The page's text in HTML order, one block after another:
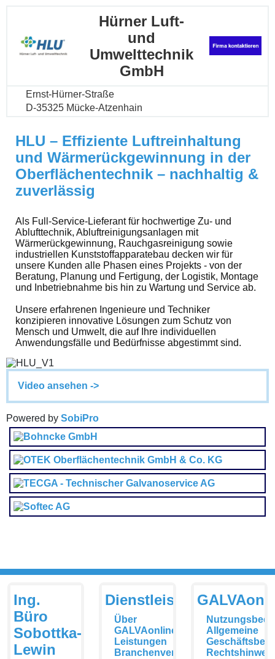
Hürner Luft-
und
Umwelttechnik
GmbH
Ernst-Hürner-Straße
D-35325 Mücke-Atzenhain
HLU – Effiziente Luftreinhaltung
und Wärmerückgewinnung in der
Oberflächentechnik – nachhaltig &
zuverlässig
Als Full-Service-Lieferant für hochwertige Zu- und
Ablufttechnik, Abluftreinigungsanlagen mit
Wärmerückgewinnung, Rauchgasreinigung sowie
industriellen Kunststoffapparatebau decken wir für
unsere Kunden alle Phasen eines Projekts - von der
Beratung, Planung und Fertigung, der Logistik, Montage
und Inbetriebnahme bis hin zu Wartung und Service ab.
Unsere erfahrenen Ingenieure und Techniker
konzipieren innovative Lösungen zum Schutz von
Mensch und Umwelt, die auf Ihre individuellen
Anwendungsfälle und Bedürfnisse abgestimmt sind.
Video ansehen ->
Powered by SobiPro
Ing.
Büro
Sobottka-
Lewin
Dienstleistungen
Über
GALVAonline
Leistungen
Branchenverzeichnis
Allgemeine